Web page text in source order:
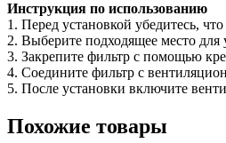
Инструкция по использованию
1. Перед установкой убедитесь,
2. Выберите подходящее место для
3. Закрепите фильтр с помощью
4. Соедините фильтр с
5. После установки включите
Похожие товары